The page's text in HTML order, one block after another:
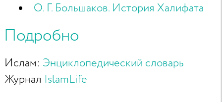
О. Г. Большаков. История Халифата
Подробно
Ислам: Энциклопедический словарь
Журнал IslamLife